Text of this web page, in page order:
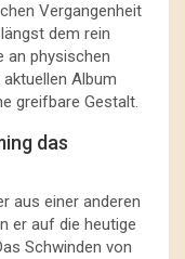
Vergangenheit
dem rein
an physischen
Album
greifbare Gestalt.
das
aus einer anderen
er auf die heutige
Schwinden von